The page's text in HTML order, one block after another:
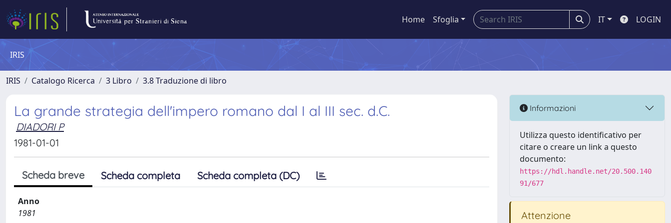
Home Sfoglia IT LOGIN
IRIS
IRIS Catalogo Ricerca 3 Libro 3.8 Traduzione di libro
La grande strategia dell'impero romano dal I al III sec. d.C.
DIADORI P
1981-01-01
Scheda breve Scheda completa Scheda completa (DC)
Anno
1981
Informazioni
Utilizza questo identificativo per
citare o creare un link a questo
documento:
https://hdl.handle.net/20.500.140
91/677
Attenzione